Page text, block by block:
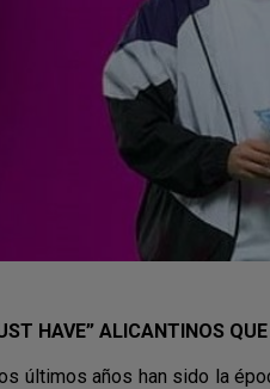
HAVE” ALICANTINOS
últimos años han sido la